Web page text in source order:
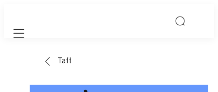
Mobile navigation
Taft